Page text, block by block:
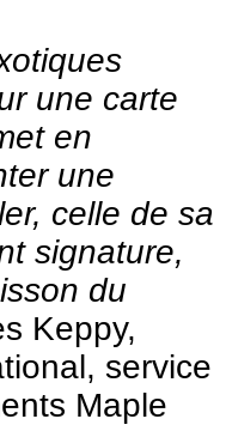
une carte
en
une
celle de sa
signature,
du
Keppy,
service
Maple